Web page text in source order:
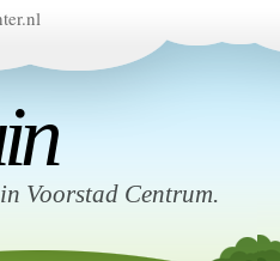
Voorstad Centrum.